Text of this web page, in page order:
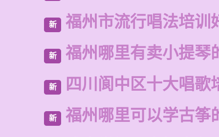
新 福州市流行唱法培训
新 福州哪里有卖小提琴
新 四川阆中区十大唱歌
新 福州哪里可以学古筝